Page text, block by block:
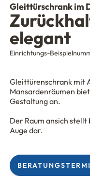
Gleittürschrank im
elegant
Einrichtungs-
Gleittürenschrank mit
Mansardenräumen
Gestaltung an.
Der Raum ansich
Auge dar.